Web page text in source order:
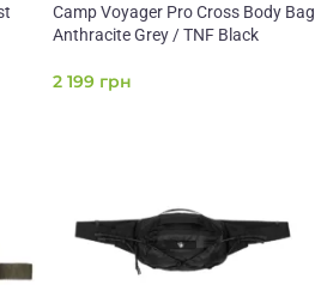
Camp Voyager Pro Cross Body Bag
Anthracite Grey / TNF Black
2 199 грн